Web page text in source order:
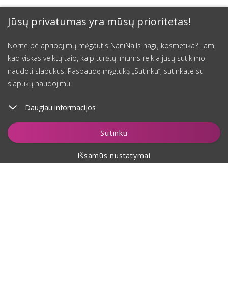
Jūsų privatumas yra mūsų prioritetas!
Norite be apribojimų mėgautis NaniNails nagų kosmetika? Tam,
kad viskas veiktų taip, kaip turėtų, mums reikia jūsų sutikimo
naudoti slapukus. Paspaudę mygtuką „Sutinku“, sutinkate su
slapukų naudojimu.
Daugiau informacijos
Sutinku
Išsamūs nustatymai
Įdėti į krepšelį